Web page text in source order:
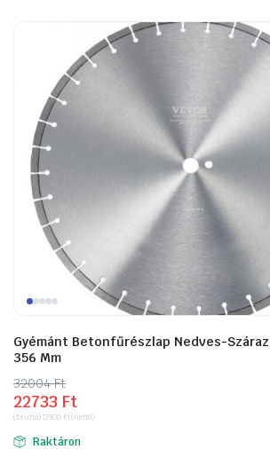
Gyémánt Betonfűrészlap Nedves-Száraz
356 Mm
32004Ft
Original
price
was:
32004 Ft.
22733 Ft
Current
price
is:
22733 Ft.
(bruttó)17900 Ft(nettó)
Raktáron